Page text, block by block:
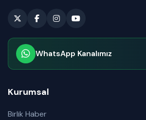
WhatsApp Kanalımız
Kurumsal
Birlik Haber